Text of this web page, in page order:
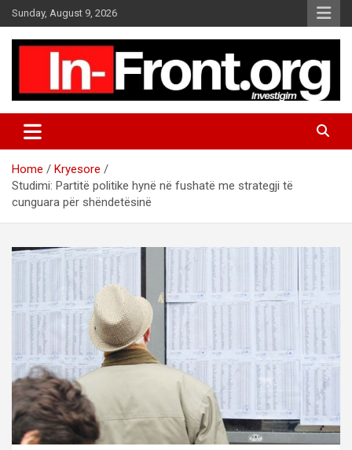
k
Sunday, August 9, 2026
Home
Kryesore
Studimi: Partitë politike hynë në fushatë me strategji të
cunguara për shëndetësinë